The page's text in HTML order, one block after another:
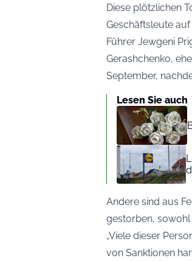
Diese plötzlichen
Geschäftsleute
Führer Jewgeni
Gerashchenko,
September,
Lesen Sie auch
Andere sind aus
gestorben, sowohl
„Viele dieser
von Sanktionen